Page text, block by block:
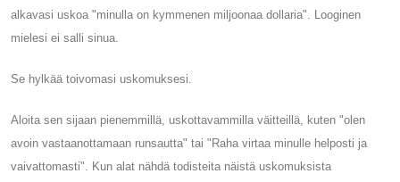
alkavasi uskoa "minulla on kymmenen miljoonaa dollaria". Looginen
mielesi ei salli sinua.
Se hylkää toivomasi uskomuksesi.
Aloita sen sijaan pienemmillä, uskottavammilla väitteillä, kuten "olen
avoin vastaanottamaan runsautta" tai "Raha virtaa minulle helposti ja
vaivattomasti". Kun alat nähdä todisteita näistä uskomuksista